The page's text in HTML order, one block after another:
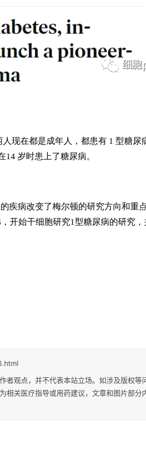
人现在都是成年人，都患有 1 型糖尿
14 岁时患上了糖尿病。
疾病改变了梅尔顿的研究方向和重
开始干细胞研究1型糖尿病的研究，
者观点，并不代表本站立场。如涉及版权等
相关医疗指导或用药建议，文章和图片部分